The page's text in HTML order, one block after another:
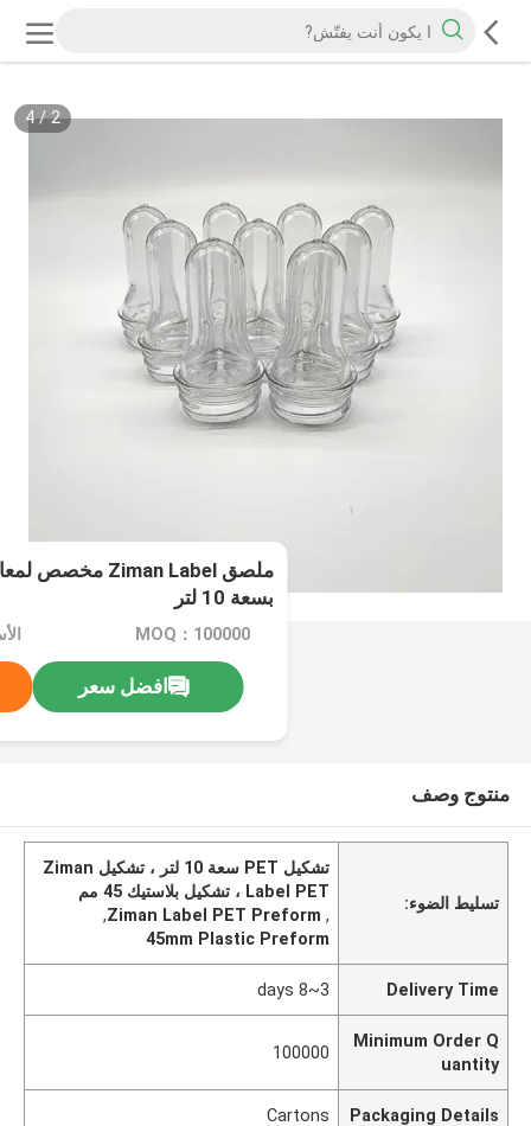
2
/
4
بسعة 10 لتر
MOQ：100000
افضل سعر
منتوج وصف
تسليط الضوء:
تشكيل PET سعة 10 لتر ، تشكيل Ziman
Label PET ، تشكيل بلاستيك 45 مم
,
Ziman Label PET Preform
,
45mm Plastic Preform
Delivery Time
3~8 days
Minimum Order Q
uantity
100000
Packaging Details
Cartons